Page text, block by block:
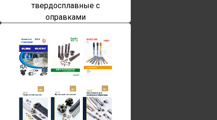
твердосплавные с
оправками